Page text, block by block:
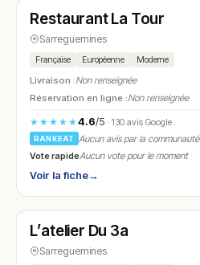
N° 16
Restaurant La Tour
Sarreguemines
Française Européenne Moderne
Livraison :Non renseignée
Réservation en ligne :Non renseignée
★★★★★4.6/5· 130 avis Google
RANKEAT
Aucun avis par la communauté
Vote rapideAucun vote pour le moment
Voir la fiche→
N° 17
L’atelier Du 3a
Sarreguemines